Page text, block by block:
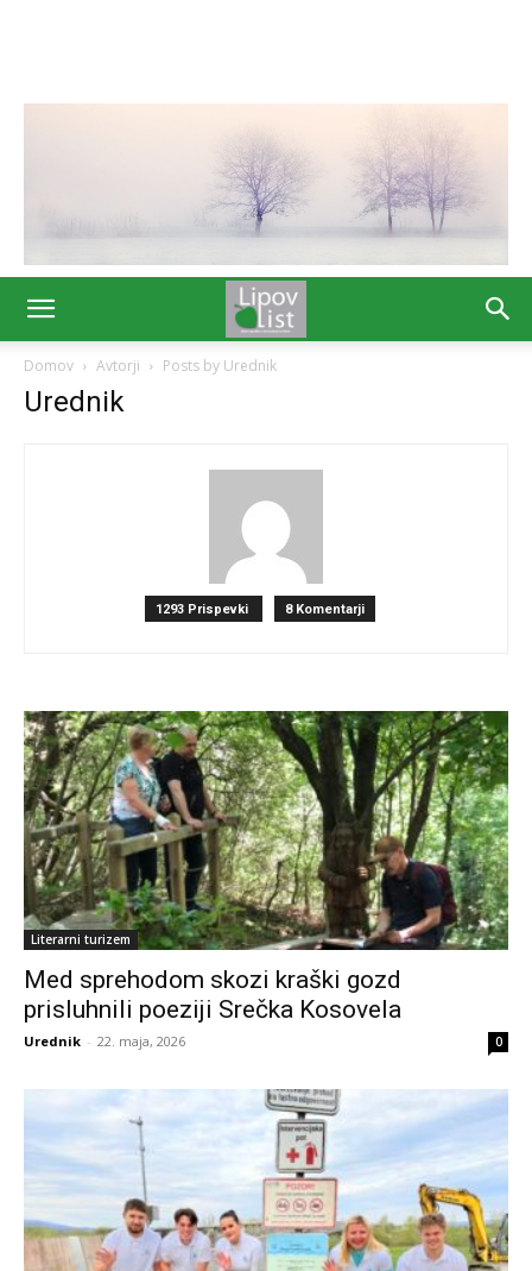
Domov Avtorji Posts by Urednik
Urednik
1293 Prispevki 8 Komentarji
Literarni turizem
Med sprehodom skozi kraški gozd
prisluhnili poeziji Srečka Kosovela
Urednik - 22. maja, 2026 0